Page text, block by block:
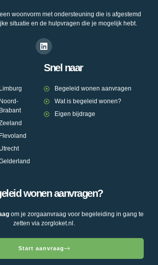
woonvorm met ondersteuning die is afgestemd
situatie en de hulpvragen die je mogelijk hebt.
Limburg
Noord-
Brabant
Flevoland
Utrecht
Snel naar
Begeleid wonen aanvragen
Wat is begeleid wonen?
Eigen bijdrage
wonen aanvragen?
om je zorgaanvraag voor begeleiding in gang te
zetten via zorgloket.nl.
Start aanvraag